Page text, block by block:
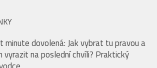
minute dovolená: Jak vybrat tu pravou a
vyrazit na poslední chvíli? Praktický